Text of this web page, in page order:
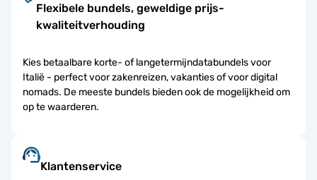
Flexibele bundels, geweldige prijs-
kwaliteitverhouding
Kies betaalbare korte- of langetermijndatabundels voor
Italië - perfect voor zakenreizen, vakanties of voor digital
nomads. De meeste bundels bieden ook de mogelijkheid om
op te waarderen.
Klantenservice